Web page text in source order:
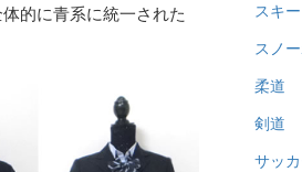
的に青系に統一された
スキー
スノ
柔道
剣道
サッ